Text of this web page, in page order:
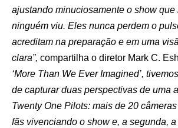
ajustando minuciosamente o show que
ninguém viu. Eles nunca perdem o
acreditam na preparação e em uma
clara”, compartilha o diretor Mark C.
‘More Than We Ever Imagined’,
de capturar duas perspectivas de uma
Twenty One Pilots: mais de 20
fãs vivenciando o show e, a segunda,